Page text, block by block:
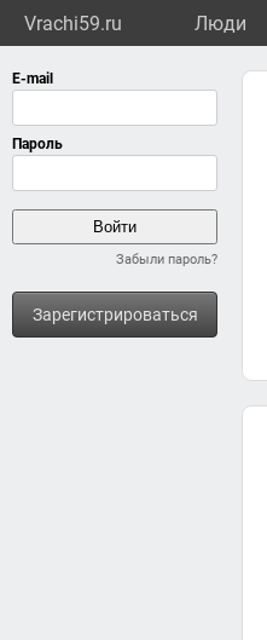
Vrachi59.ru Люди
Забыли пароль?
Зарегистрироваться